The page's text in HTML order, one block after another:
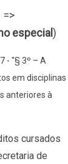
=>
especial)
- "§ 3º – A
em disciplinas
anteriores à
cursados
de